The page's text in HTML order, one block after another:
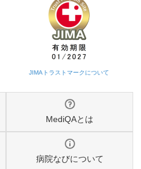
MediQAとは
病院なびについて